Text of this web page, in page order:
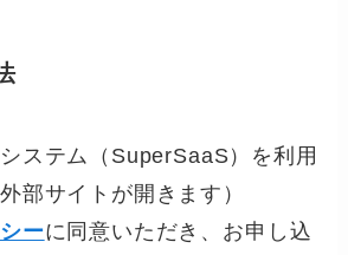
ステム（SuperSaaS）を利用
部サイトが開きます）
ーに同意いただき、お申し込